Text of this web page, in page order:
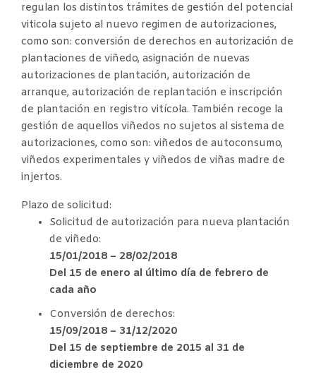
regulan los distintos trámites de gestión del potencial
viticola sujeto al nuevo regimen de autorizaciones,
como son: conversión de derechos en autorización de
plantaciones de viñedo, asignación de nuevas
autorizaciones de plantación, autorización de
arranque, autorización de replantación e inscripción
de plantación en registro vitícola. También recoge la
gestión de aquellos viñedos no sujetos al sistema de
autorizaciones, como son: viñedos de autoconsumo,
viñedos experimentales y viñedos de viñas madre de
injertos.
Plazo de solicitud:
Solicitud de autorización para nueva plantación
de viñedo:
15/01/2018 – 28/02/2018
Del 15 de enero al último día de febrero de
cada año
Conversión de derechos:
15/09/2018 – 31/12/2020
Del 15 de septiembre de 2015 al 31 de
diciembre de 2020